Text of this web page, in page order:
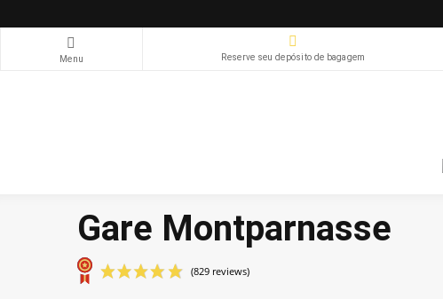
Menu Reserve seu depósito de bagagem
Gare Montparnasse